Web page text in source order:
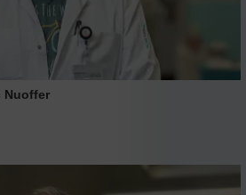
Nuoffer